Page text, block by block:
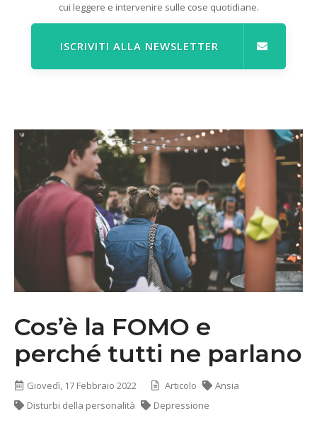
cui leggere e intervenire sulle cose quotidiane.
ISCRIVITI ALLA NEWSLETTER
Cos’è la FOMO e
perché tutti ne parlano
Giovedì, 17 Febbraio 2022 Articolo
Ansia
Disturbi della personalità
Depressione